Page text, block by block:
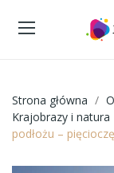
Strona główna
Krajobrazy i natura
podłożu –